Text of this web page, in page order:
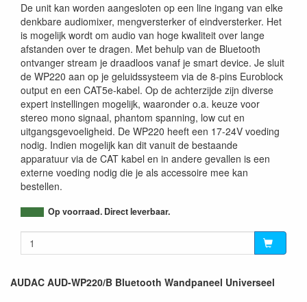
De unit kan worden aangesloten op een line ingang van elke
denkbare audiomixer, mengversterker of eindversterker. Het
is mogelijk wordt om audio van hoge kwaliteit over lange
afstanden over te dragen. Met behulp van de Bluetooth
ontvanger stream je draadloos vanaf je smart device. Je sluit
de WP220 aan op je geluidssysteem via de 8-pins Euroblock
output en een CAT5e-kabel. Op de achterzijde zijn diverse
expert instellingen mogelijk, waaronder o.a. keuze voor
stereo mono signaal, phantom spanning, low cut en
uitgangsgevoeligheid. De WP220 heeft een 17-24V voeding
nodig. Indien mogelijk kan dit vanuit de bestaande
apparatuur via de CAT kabel en in andere gevallen is een
externe voeding nodig die je als accessoire mee kan
bestellen.
Op voorraad. Direct leverbaar.
AUDAC AUD-WP220/B Bluetooth Wandpaneel Universeel